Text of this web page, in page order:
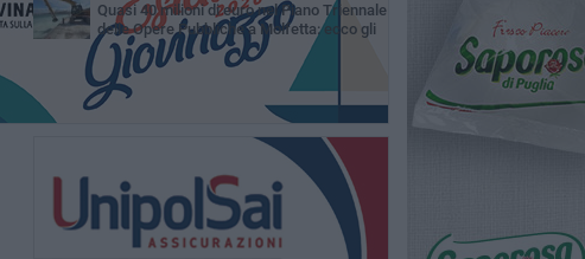
Quasi 40 milioni di euro nel Piano Triennale
delle Opere Pubbliche a Molfetta: ecco gli
interventi previsti fino al 2028